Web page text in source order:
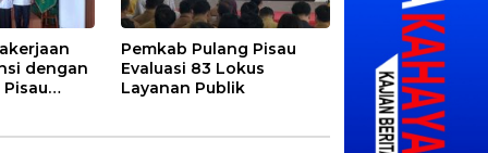
dengan
Pemkab Pulang Pisau
Evaluasi 83 Lokus
Layanan Publik